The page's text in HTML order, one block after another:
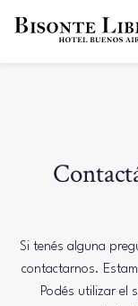
Si tenés alguna
contactarnos.
Podés utilizar el